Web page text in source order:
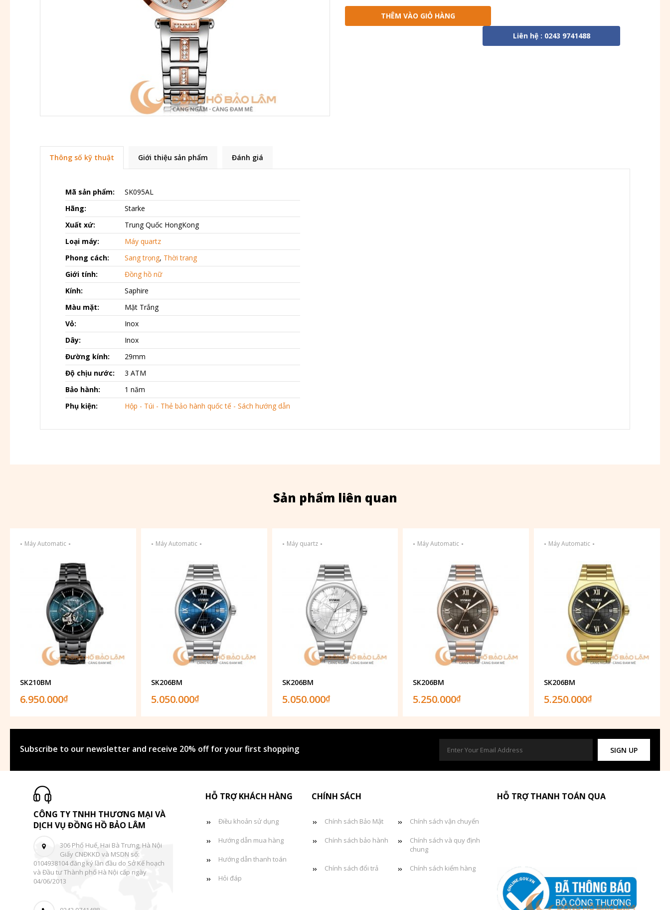
THÊM VÀO GIỎ HÀNG
Liên hệ : 0243 9741488
Thông số kỹ thuật Giới thiệu sản phẩm Đánh giá
Mã sản phẩm:
SK095AL
Hãng:
Starke
Xuất xứ:
Trung Quốc HongKong
Loại máy:
Máy quartz
Phong cách:
Sang trọng, Thời trang
Giới tính:
Đồng hồ nữ
Kính:
Saphire
Màu mặt:
Mặt Trắng
Vỏ:
Inox
Dây:
Inox
Đường kính:
29mm
Độ chịu nước:
3 ATM
Bảo hành:
1 năm
Phụ kiện:
Hộp - Túi - Thẻ bảo hành quốc tế - Sách hướng dẫn
Sản phẩm liên quan
- Máy Automatic -
SK210BM
6.950.000₫
- Máy Automatic-
SK206BM
5.050.000₫
- Máy quartz-
SK206BM
5.050.000₫
- Máy Automatic -
SK206BM
5.250.000₫
- Máy Automatic -
SK206BM
5.250.000₫
Subscribe to our newsletter and receive 20% off for your first shopping SIGN UP
CÔNG TY TNHH THƯƠNG MẠI VÀ
DỊCH VỤ ĐỒNG HỒ BẢO LÂM
306 Phố Huế, Hai Bà Trưng, Hà Nội
Giấy CNĐKKD và MSDN số:
0104938104 đăng ký lần đầu do Sở Kế hoạch
và Đầu tư Thành phố Hà Nội cấp ngày
04/06/2013
HỖ TRỢ KHÁCH HÀNG
Điều khoản sử dụng
Hướng dẫn mua hàng
Hướng dẫn thanh toán
Hỏi đáp
CHÍNH SÁCH
Chính sách Bảo Mật Chính sách vận chuyển
Chính sách bảo hành
Chính sách và quy định
chung
Chính sách đổi trả Chính sách kiểm hàng
HỖ TRỢ THANH TOÁN QUA